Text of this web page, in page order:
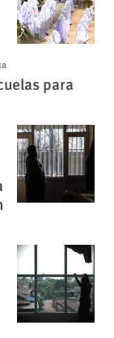
para